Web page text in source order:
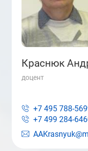
Краснюк
доцент
+7 495 788-
+7 499 284-